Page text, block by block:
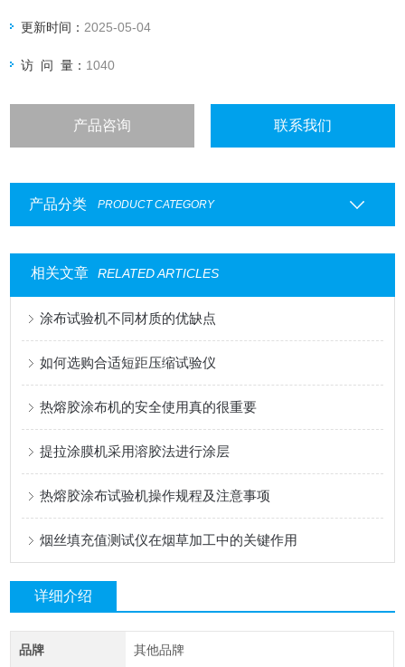
更新时间： 2025-05-04
访 问 量： 1040
产品咨询 联系我们
产品分类 PRODUCT CATEGORY
相关文章 RELATED ARTICLES
涂布试验机不同材质的优缺点
如何选购合适短距压缩试验仪
热熔胶涂布机的安全使用真的很重要
提拉涂膜机采用溶胶法进行涂层
热熔胶涂布试验机操作规程及注意事项
烟丝填充值测试仪在烟草加工中的关键作用
详细介绍
品牌 其他品牌